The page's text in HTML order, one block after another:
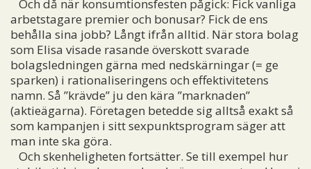
Och då när konsumtionsfesten pågick: Fick vanliga
arbetstagare premier och bonusar? Fick de ens
behålla sina jobb? Långt ifrån alltid. När stora bolag
som Elisa visade rasande överskott svarade
bolagsledningen gärna med nedskärningar (= ge
sparken) i rationaliseringens och effektivitetens
namn. Så ”krävde” ju den kära ”marknaden”
(aktieägarna). Företagen betedde sig alltså exakt så
som kampanjen i sitt sexpunktsprogram säger att
man inte ska göra.
Och skenheligheten fortsätter. Se till exempel hur